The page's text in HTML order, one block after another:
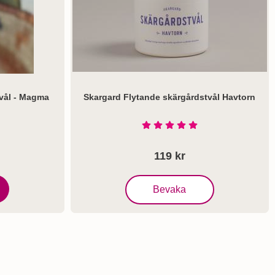
- Magma
Tvål - Magma
Skargard Flytande skärgårdstvål Havtorn
Betyg: 5 Stjärnor av 5
119 kr
Bevaka
, Skargard Flytande skärgårdstvål